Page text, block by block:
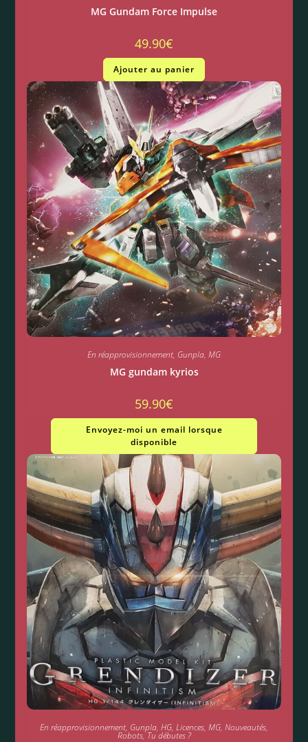
MG Gundam Force Impulse
49.90€
Ajouter au panier
En réapprovisionnement, Gunpla, MG
MG gundam kyrios
59.90€
Envoyez-moi un email lorsque
disponible
En réapprovisionnement, Gunpla, HG, Licences, MG, Nouveautés,
Robots,Tu débutes ?